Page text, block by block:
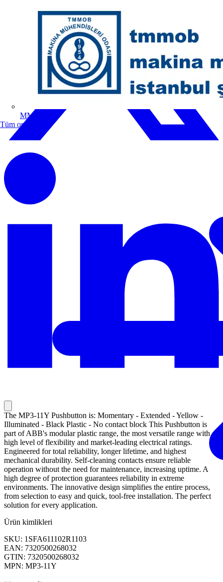
MMO
Tüm ortaklar
The MP3-11Y Pushbutton is: Momentary - Extended - Yellow -
Illuminated - Black Plastic - No contact block This Pushbutton is
part of ABB's modular plastic range, the most versatile range with a
high level of flexibility and market-leading electrical ratings.
Engineered for total reliability, longer lifetime, and highest
mechanical durability. Self-cleaning contacts ensure reliable
operation without the need for maintenance, increasing uptime. A
high degree of protection guarantees reliability in extreme
environments. The innovative design simplifies the entire process,
from selection to easy and quick, tool-free installation. The perfect
solution for every application.
Ürün kimlikleri
SKU: 1SFA611102R1103
EAN: 7320500268032
GTIN: 7320500268032
MPN: MP3-11Y